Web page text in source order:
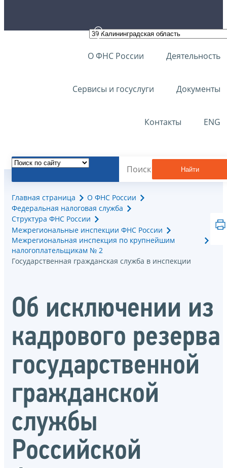
О ФНС России Деятельность
Сервисы и госуслуги Документы
Контакты ENG
Найти
Главная страница
О ФНС России
Федеральная налоговая служба
Структура ФНС России
Межрегиональные инспекции ФНС России
Межрегиональная инспекция по крупнейшим
налогоплательщикам № 2
Государственная гражданская служба в инспекции
Об исключении из
кадрового резерва
государственной
гражданской
службы
Российской